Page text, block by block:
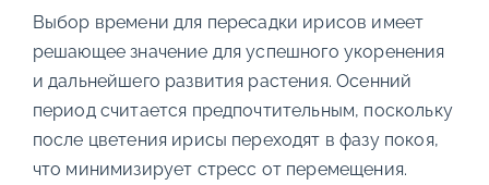
Выбор времени для пересадки ирисов имеет
решающее значение для успешного укоренения
и дальнейшего развития растения. Осенний
период считается предпочтительным, поскольку
после цветения ирисы переходят в фазу покоя,
что минимизирует стресс от перемещения.